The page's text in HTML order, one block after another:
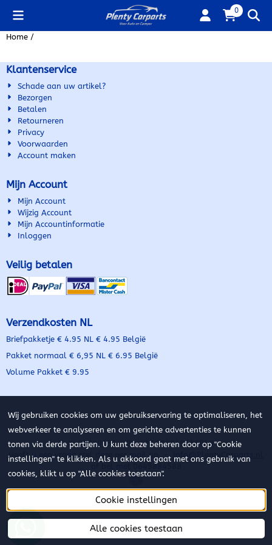
Cookievoorkeuren zijn beschikbaar. Kies instellingen of sta
0
Home /
Klantenservice
Schade aan uw artikel?
Bezorgen
Betalen
Retourneren
Privacy
Voorwaarden
Account maken
Mijn Account
Mijn Account
Wijzig Account
Mijn Accountinformatie
Inloggen
Veilig betalen
Verzendkosten NL
Briefpakketje € 4.95 NL € 4.95 België
Pakket normaal € 6,95 NL € 6.95 België
Volume Pakket € 9.95
KvK: 90889134 - Btw: NL004849646B58
Heeft u een vraag stel deze per mail op -
Info@PlentyCarparts.nl
of bel met 0649884588
Wij gebruiken cookies om uw gebruikservaring te optimaliseren, het
webverkeer te analyseren en om gerichte advertenties te kunnen
tonen via derde partijen. U kunt deze beheren door op "Cookie
instellingen" te klikken. Als u akkoord gaat met ons gebruik van
cookies, klikt u op "Alle cookies toestaan".
Cookie instellingen
Alle cookies toestaan